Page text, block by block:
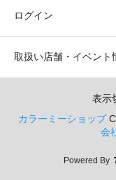
ログイン
取扱い店舗・イベント
表示
カラーミーショップ
会
Powered By